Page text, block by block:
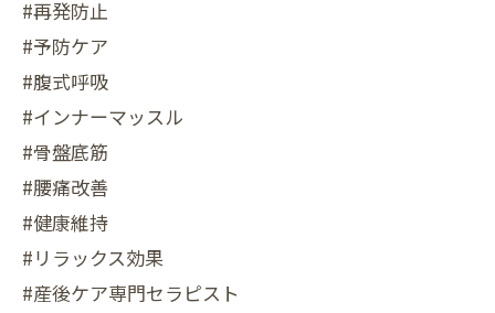
#再発防止
#予防ケア
#腹式呼吸
#インナーマッスル
#骨盤底筋
#腰痛改善
#健康維持
#リラックス効果
#産後ケア専門セラピスト